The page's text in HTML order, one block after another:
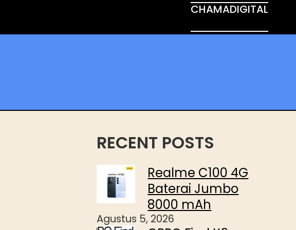
CHAMADIGITAL
RECENT POSTS
Realme C100 4G
Baterai Jumbo
8000 mAh
Agustus 5, 2026